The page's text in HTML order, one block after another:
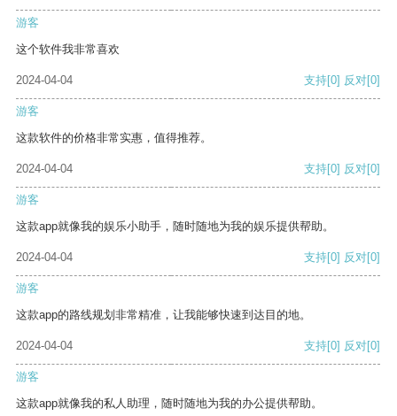
游客
这个软件我非常喜欢
2024-04-04 支持[0] 反对[0]
游客
这款软件的价格非常实惠，值得推荐。
2024-04-04 支持[0] 反对[0]
游客
这款app就像我的娱乐小助手，随时随地为我的娱乐提供帮助。
2024-04-04 支持[0] 反对[0]
游客
这款app的路线规划非常精准，让我能够快速到达目的地。
2024-04-04 支持[0] 反对[0]
游客
这款app就像我的私人助理，随时随地为我的办公提供帮助。